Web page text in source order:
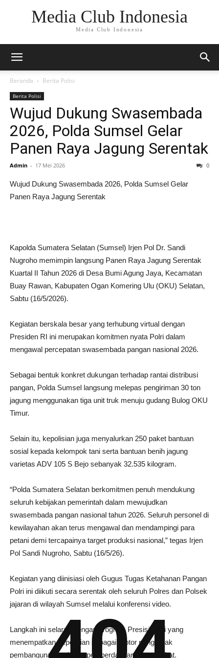
Media Club Indonesia
Media Club Indonesia
Beranda Berita Polisi
Berita Polisi
Wujud Dukung Swasembada
2026, Polda Sumsel Gelar
Panen Raya Jagung Serentak
Admin - 17 Mei 2026 0
Wujud Dukung Swasembada 2026, Polda Sumsel Gelar
Panen Raya Jagung Serentak
Kapolda Sumatera Selatan (Sumsel) Irjen Pol Dr. Sandi
Nugroho memimpin langsung Panen Raya Jagung Serentak
Kuartal II Tahun 2026 di Desa Bumi Agung Jaya, Kecamatan
Buay Rawan, Kabupaten Ogan Komering Ulu (OKU) Selatan,
Sabtu (16/5/2026).
Kegiatan berskala besar yang terhubung virtual dengan
Presiden RI ini merupakan komitmen nyata Polri dalam
mengawal percepatan swasembada pangan nasional 2026.
Sebagai bentuk konkret dukungan terhadap rantai distribusi
pangan, Polda Sumsel langsung melepas pengiriman 30 ton
jagung menggunakan tiga unit truk menuju gudang Bulog OKU
Timur.
Selain itu, kepolisian juga menyalurkan 250 paket bantuan
sosial kepada kelompok tani serta bantuan benih jagung
varietas ADV 105 S Bejo sebanyak 32.535 kilogram.
“Polda Sumatera Selatan berkomitmen penuh mendukung
seluruh kebijakan pemerintah dalam mewujudkan
swasembada pangan nasional tahun 2026. Seluruh personel di
kewilayahan akan terus mengawal dan mendampingi para
petani demi tercapainya target produksi nasional,” tegas Irjen
Pol Sandi Nugroho, Sabtu (16/5/26).
Kegiatan yang diinisiasi oleh Gugus Tugas Ketahanan Pangan
Polri ini diikuti secara serentak oleh seluruh Polres dan Polsek
jajaran di wilayah Sumsel melalui konferensi video.
Langkah ini selaras dengan program Presisi Polri yang
menempatkan kepolisian sebagai motor penggerak
pembangunan berbasis pemberdayaan masyarakat.